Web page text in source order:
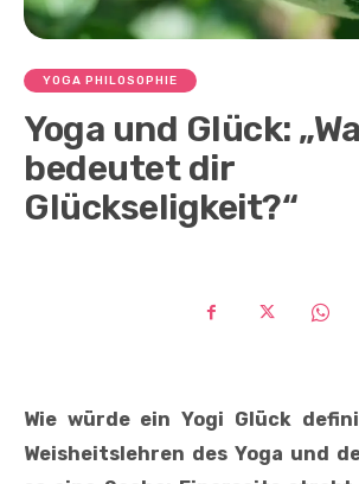
YOGA PHILOSOPHIE
Yoga und Glück:
bedeutet dir
Glückseligkeit?“
Wie würde ein Yogi Glück
Weisheitslehren des Yoga und